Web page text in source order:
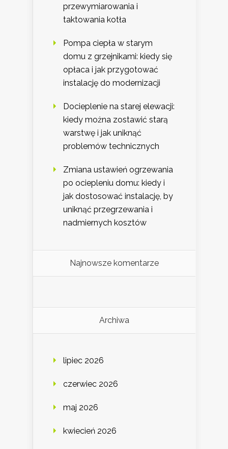
przewymiarowania i
taktowania kotła
Pompa ciepła w starym
domu z grzejnikami: kiedy się
opłaca i jak przygotować
instalację do modernizacji
Docieplenie na starej elewacji:
kiedy można zostawić starą
warstwę i jak uniknąć
problemów technicznych
Zmiana ustawień ogrzewania
po ociepleniu domu: kiedy i
jak dostosować instalację, by
uniknąć przegrzewania i
nadmiernych kosztów
Najnowsze komentarze
Archiwa
lipiec 2026
czerwiec 2026
maj 2026
kwiecień 2026